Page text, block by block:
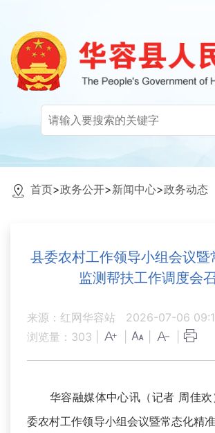
首页>政务公开>新闻中心>政务动态
县委农村工作领导小组会议暨
监测帮扶工作调度会
来源：红网华容站
2026-07-06
浏览量： 303
华容融媒体中心讯（记者 周佳欢
委农村工作领导小组会议暨常态化精